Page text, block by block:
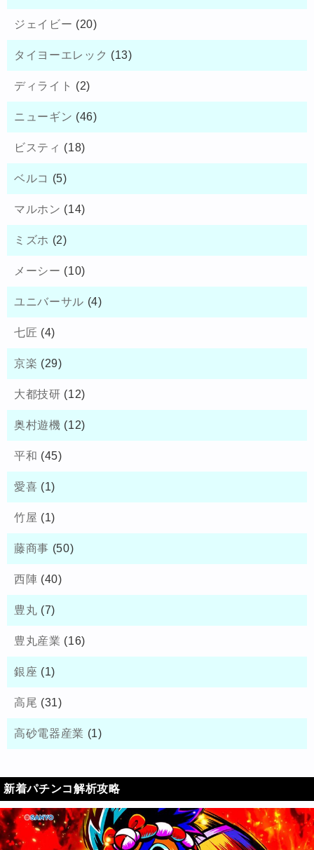
ジェイビー (20)
タイヨーエレック (13)
ディライト (2)
ニューギン (46)
ビスティ (18)
ベルコ (5)
マルホン (14)
ミズホ (2)
メーシー (10)
ユニバーサル (4)
七匠 (4)
京楽 (29)
大都技研 (12)
奥村遊機 (12)
平和 (45)
愛喜 (1)
竹屋 (1)
藤商事 (50)
西陣 (40)
豊丸 (7)
豊丸産業 (16)
銀座 (1)
高尾 (31)
高砂電器産業 (1)
新着パチンコ解析攻略